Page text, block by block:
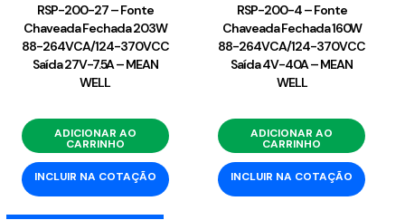
RSP-200-27 – Fonte
Chaveada Fechada 203W
88-264VCA/124-370VCC
Saída 27V-7.5A – MEAN
WELL
ADICIONAR AO
CARRINHO
INCLUIR NA COTAÇÃO
RSP-200-4 – Fonte
Chaveada Fechada 160W
88-264VCA/124-370VCC
Saída 4V-40A – MEAN
WELL
ADICIONAR AO
CARRINHO
INCLUIR NA COTAÇÃO